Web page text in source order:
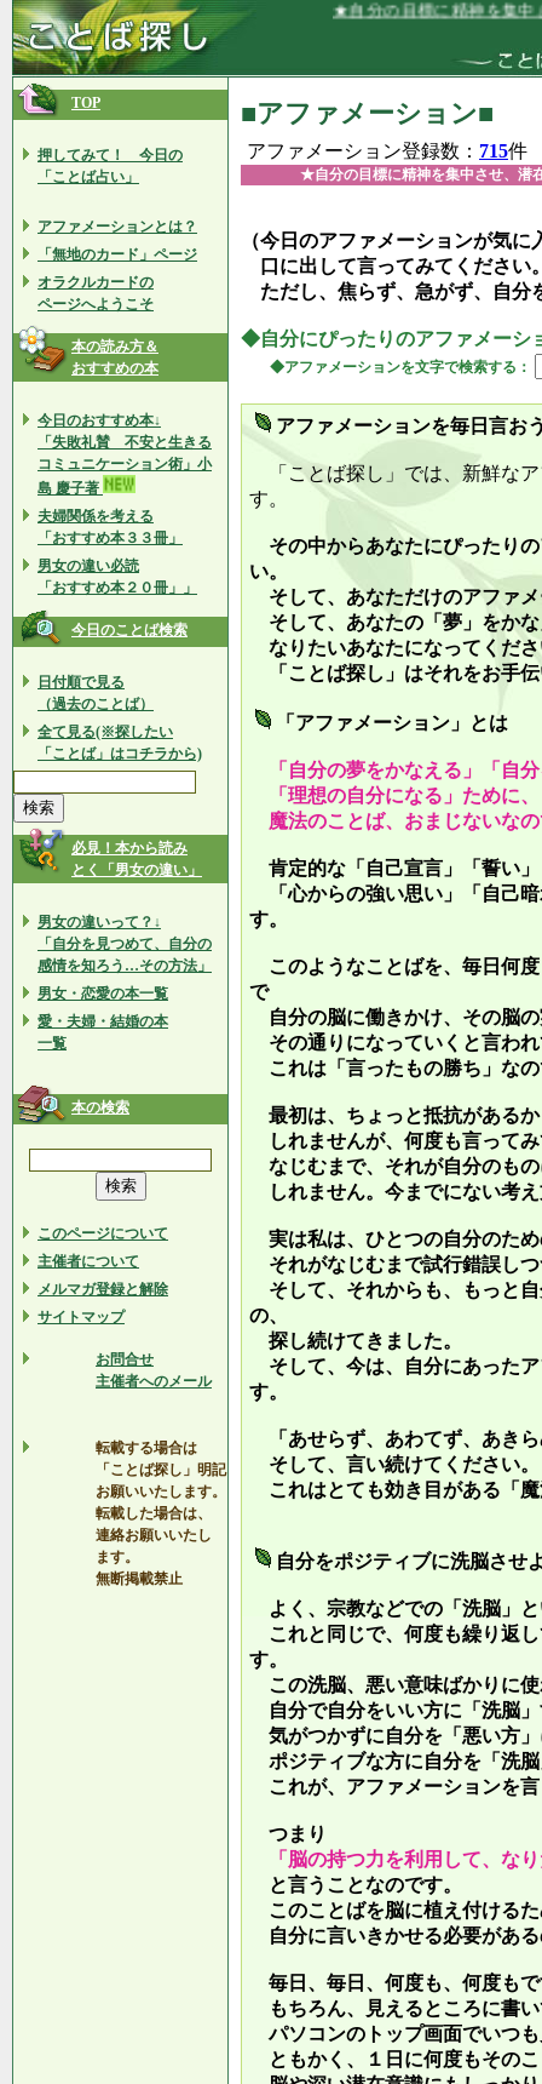
★自分の目標に精神を集中させ、潜在
TOP
押してみて！ 今日の
「ことば占い」
アファメーションとは？
「無地のカード」ページ
オラクルカードの
ページへようこそ
本の読み方＆
おすすめの本
今日のおすすめ本↓
「失敗礼賛 不安と生きる
コミュニケーション術」小
島 慶子著
夫婦関係を考える
「おすすめ本３３冊」
男女の違い必読
「おすすめ本２０冊」」
今日のことば検索
日付順で見る
（過去のことば）
全て見る(※探したい
「ことば」はコチラから)
必見！本から読み
とく「男女の違い」
男女の違いって？↓
「自分を見つめて、自分の
感情を知ろう…その方法」
男女・恋愛の本一覧
愛・夫婦・結婚の本
一覧
本の検索
このページについて
主催者について
メルマガ登録と解除
サイトマップ
お問合せ
主催者へのメール
転載する場合は
「ことば探し」明記
お願いいたします。
転載した場合は、
連絡お願いいたし
ます。
無断掲載禁止
■アファメーション■
アファメーション登録数： 715件
★自分の目標に精神を集中させ、潜
（今日のアファメーションが気
口に出して言ってみてください
ただし、焦らず、急がず、自分
◆自分にぴったりのアファメーシ
◆アファメーションを文字で検索する：
アファメーションを毎日言お
「ことば探し」では、新鮮な
す。
その中からあなたにぴったり
い。
そして、あなただけのアファ
そして、あなたの「夢」をか
なりたいあなたになってくだ
「ことば探し」はそれをお手
「アファメーション」とは
「自分の夢をかなえる」「自
「理想の自分になる」ために
魔法のことば、おまじないな
肯定的な「自己宣言」「誓い
「心からの強い思い」「自己
す。
このようなことばを、毎日何
で
自分の脳に働きかけ、その脳
その通りになっていくと言わ
これは「言ったもの勝ち」な
最初は、ちょっと抵抗がある
しれませんが、何度も言って
なじむまで、それが自分のも
しれません。今までにない考
実は私は、ひとつの自分のた
それがなじむまで試行錯誤し
そして、それからも、もっと
の、
探し続けてきました。
そして、今は、自分にあった
す。
「あせらず、あわてず、あき
そして、言い続けてください。
これはとても効き目がある「
自分をポジティブに洗脳させ
よく、宗教などでの「洗脳」
これと同じで、何度も繰り返
す。
この洗脳、悪い意味ばかりに
自分で自分をいい方に「洗脳
気がつかずに自分を「悪い方
ポジティブな方に自分を「洗
これが、アファメーションを
つまり
「脳の持つ力を利用して、な
と言うことなのです。
このことばを脳に植え付ける
自分に言いきかせる必要があ
毎日、毎日、何度も、何度も
もちろん、見えるところに書
パソコンのトップ画面でいつ
ともかく、１日に何度もその